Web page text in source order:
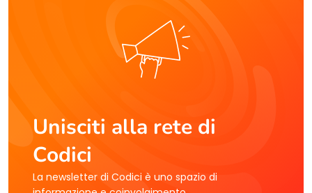
Unisciti alla rete di
Codici
La newsletter di Codici è uno spazio di